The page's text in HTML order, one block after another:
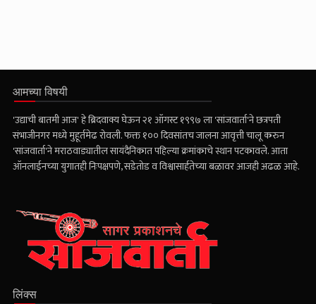
आमच्या विषयी
'उद्याची बातमी आज' हे ब्रिदवाक्य घेऊन २१ ऑगस्ट १९९७ ला 'सांजवार्ता'ने छत्रपती
संभाजीनगर मध्ये मुहूर्तमेढ रोवली. फक्त १०० दिवसांतच जालना आवृत्ती चालू करुन
'सांजवार्ता'ने मराठवाड्यातील सायंदैनिकात पहिल्या क्रमांकाचे स्थान पटकावले. आता
ऑनलाईनच्या युगातही निःपक्षपणे, सडेतोड व विश्वासार्हतेच्या बळावर आजही अढळ आहे.
लिंक्स